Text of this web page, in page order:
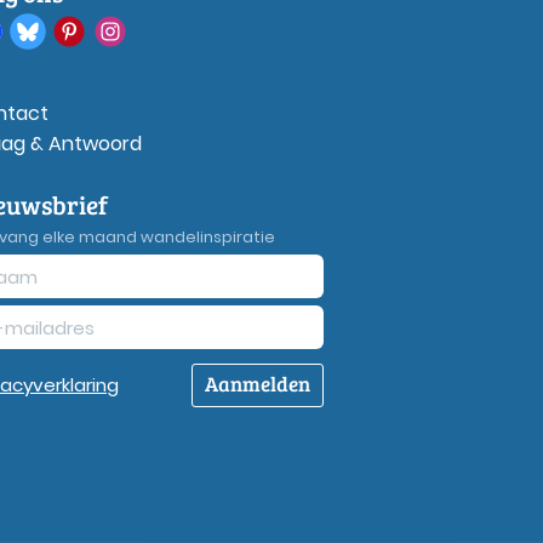
& Antwoord
elke maand wandelinspiratie
verklaring Aanmelden